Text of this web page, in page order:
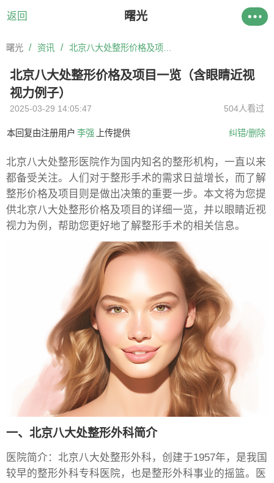
返回 曙光
曙光 / 资讯 /
北京八大处整形价格及项目一览（含眼睛近视
视力例子）
2025-03-29 14:05:47 504人看过
本回复由注册用户 李强 上传提供 纠错/删除
北京八大处整形医院作为国内知名的整形机构，一直以来
都备受关注。人们对于整形手术的需求日益增长，而了解
整形价格及项目则是做出决策的重要一步。本文将为您提
供北京八大处整形价格及项目的详细一览，并以眼睛近视
视力为例，帮助您更好地了解整形手术的相关信息。
一、北京八大处整形外科简介
医院简介：北京八大处整形外科，创建于1957年，是我国
较早的整形外科专科医院，也是整形外科事业的摇篮。医